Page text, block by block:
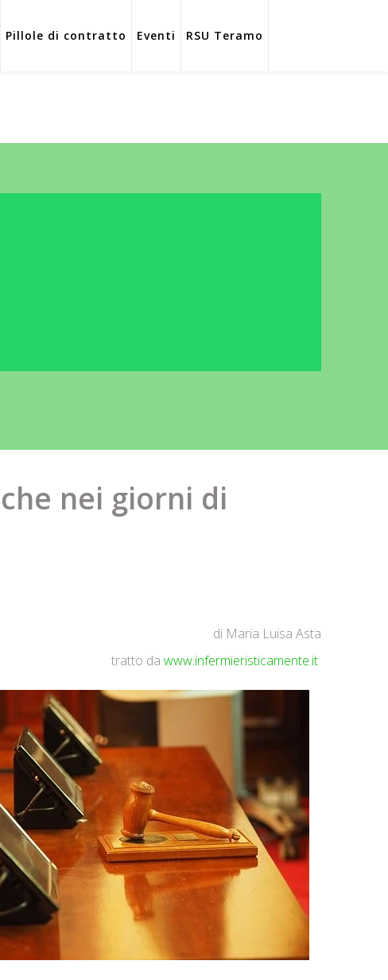
Pillole di contratto Eventi RSU Teramo
nei giorni di
di Maria Luisa Asta
tratto da www.infermieristicamente.it